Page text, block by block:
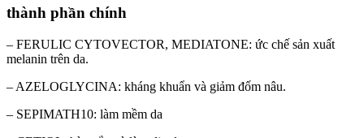
thành phần chính
– FERULIC CYTOVECTOR, MEDIATONE: ức chế sản xuất
melanin trên da.
– AZELOGLYCINA: kháng khuẩn và giảm đốm nâu.
– SEPIMATH10: làm mềm da